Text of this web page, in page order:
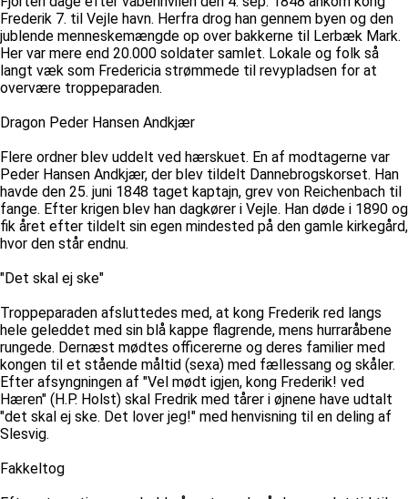
Frederik 7. til Vejle havn. Herfra drog han gennem byen og den
jublende menneskemængde op over bakkerne til Lerbæk Mark.
Her var mere end 20.000 soldater samlet. Lokale og folk så
langt væk som Fredericia strømmede til revypladsen for at
overvære troppeparaden.
Dragon Peder Hansen Andkjær
Flere ordner blev uddelt ved hærskuet. En af modtagerne var
Peder Hansen Andkjær, der blev tildelt Dannebrogskorset. Han
havde den 25. juni 1848 taget kaptajn, grev von Reichenbach til
fange. Efter krigen blev han dagkører i Vejle. Han døde i 1890 og
fik året efter tildelt sin egen mindested på den gamle kirkegård,
hvor den står endnu.
"Det skal ej ske"
Troppeparaden afsluttedes med, at kong Frederik red langs
hele geleddet med sin blå kappe flagrende, mens hurraråbene
rungede. Dernæst mødtes officererne og deres familier med
kongen til et stående måltid (sexa) med fællessang og skåler.
Efter afsyngningen af "Vel mødt igjen, kong Frederik! ved
Hæren" (H.P. Holst) skal Fredrik med tårer i øjnene have udtalt
"det skal ej ske. Det lover jeg!" med henvisning til en deling af
Slesvig.
Fakkeltog